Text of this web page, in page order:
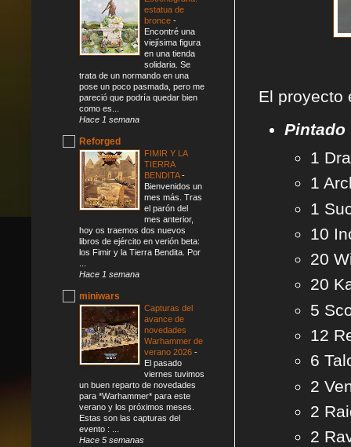
El proyecto
Pintado
1
1
1
10
20
20
5
12
6
2
2
2
estatua de
bronce -
Encontré una
viejísima figura
en una tienda
solidaria. Se
trata de un normando en una
pose un poco pasmada, pero me
pareció que podría quedar bien
como es...
Hace 1 semana
Reforged
FIMIR Y LA
TIERRA
BENDITA-
Bienvenidos un
mes más. Tras
el parón del
mes anterior,
hoy os traemos dos nuevos
libros de ejército en verión beta:
los Fimir y la Tierra Bendita. Por
Hace 1 semana
miniwars
Capturas del
avance de
novedades
Warhammer de
verano 2026 -
El pasado
viernes tuvimos
un buen reparto de novedades
para *Warhammer* para este
verano y los próximos meses.
Estas son las capturas del
evento : ...
Hace 5 semanas